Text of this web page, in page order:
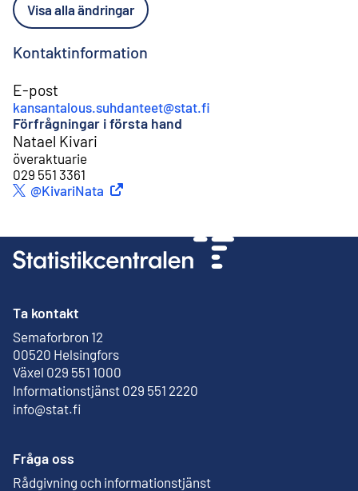
Visa alla ändringar
Kontaktinformation
E-post
kansantalous.suhdanteet@stat.fi
Förfrågningar i första hand
Natael Kivari
överaktuarie
029 551 3361
Extern länkTwitter
@KivariNata
Ta kontakt
Semaforbron 12
00520 Helsingfors
Extern länk
Växel 029 551 1000
Informationstjänst 029 551 2220
info@stat.fi
Fråga oss
Rådgivning och informationstjänst